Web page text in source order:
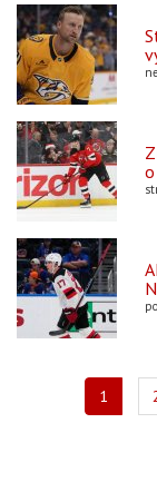
Pagination
Aktuálna
stránka
1